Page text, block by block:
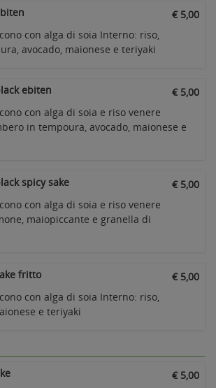
€ 5,00
con alga di soia Interno: riso,
avocado, maionese e teriyaki
ebiten
€ 5,00
con alga di soia e riso venere
in tempoura, avocado, maionese e
spicy sake
€ 5,00
con alga di soia e riso venere
maiopiccante e granella di
fritto
€ 5,00
con alga di soia Interno: riso,
e teriyaki
€ 5,00